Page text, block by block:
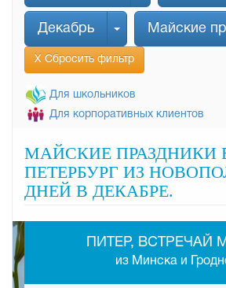
Декабрь Майские
Х Сбросить фильтр
Для школьников
Для корпоративных клиентов
МАЙСКИЕ ПРАЗДНИКИ
ПЕТЕРБУРГ ИЗ
ДНЕЙ В ДЕКАБРЕ.
ПИТЕР, ВСТРЕЧАЙ
из Минска и